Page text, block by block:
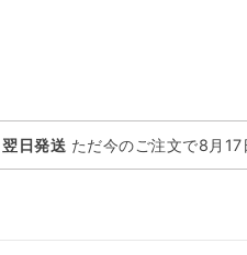
日発送 ただ今のご注文で8月17